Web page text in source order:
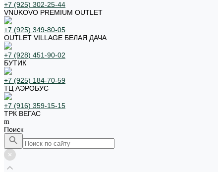
+7 (925) 302-25-44
VNUKOVO PREMIUM OUTLET
+7 (925) 349-80-05
OUTLET VILLAGE БЕЛАЯ ДАЧА
+7 (928) 451-90-02
БУТИК
+7 (925) 184-70-59
ТЦ АЭРОБУС
+7 (916) 359-15-15
ТРК ВЕГАС
Поиск